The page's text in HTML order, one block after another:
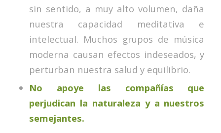
sin sentido, a muy alto volumen, daña
nuestra capacidad meditativa e
intelectual. Muchos grupos de música
moderna causan efectos indeseados, y
perturban nuestra salud y equilibrio.
No apoye las compañías que
perjudican la naturaleza y a nuestros
semejantes.